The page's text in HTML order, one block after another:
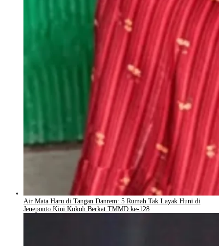
Air Mata Haru di Tangan Danrem: 5 Rumah Tak Layak Huni di
Jeneponto Kini Kokoh Berkat TMMD ke-128